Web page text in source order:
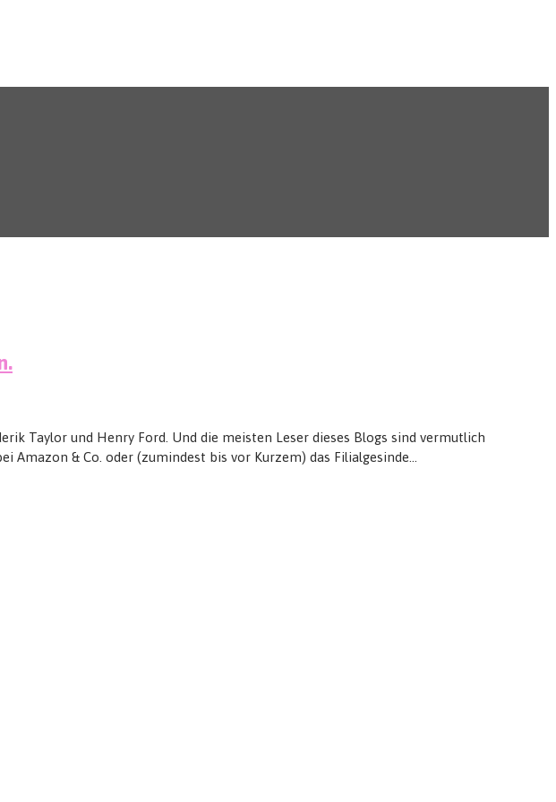
Taylor und Henry Ford. Und die meisten Leser dieses Blogs sind vermutlich
& Co. oder (zumindest bis vor Kurzem) das Filialgesinde…